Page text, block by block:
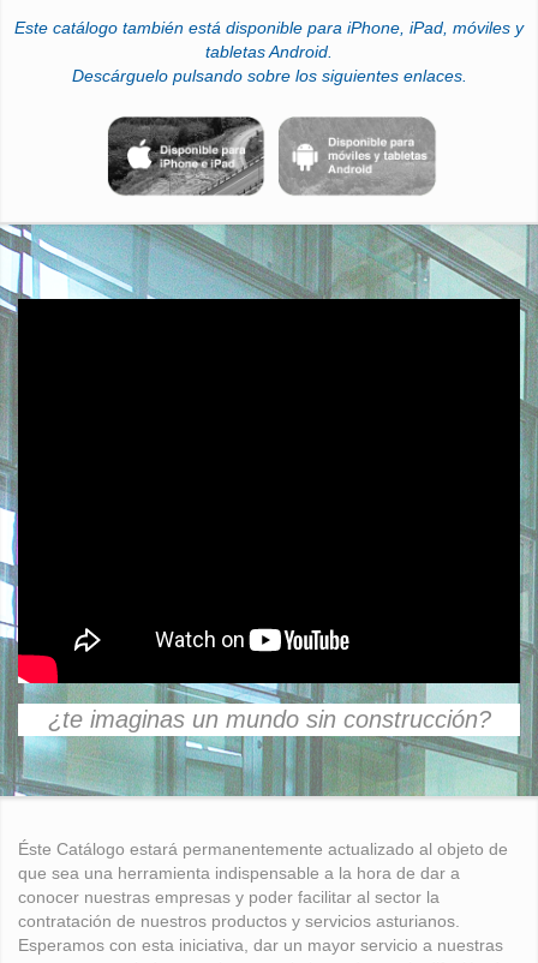
Este catálogo también está disponible para iPhone, iPad, móviles y
tabletas Android.
Descárguelo pulsando sobre los siguientes enlaces.
¿te imaginas un mundo sin construcción?
Éste Catálogo estará permanentemente actualizado al objeto de
que sea una herramienta indispensable a la hora de dar a
conocer nuestras empresas y poder facilitar al sector la
contratación de nuestros productos y servicios asturianos.
Esperamos con esta iniciativa, dar un mayor servicio a nuestras